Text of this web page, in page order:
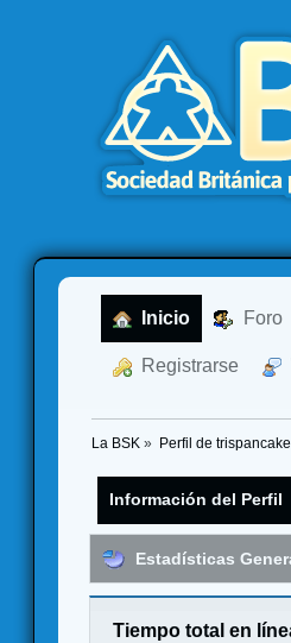
Inicio Foro
Registrarse
La BSK » Perfil de
Información del Perfil
Estadísticas
Tiempo total en